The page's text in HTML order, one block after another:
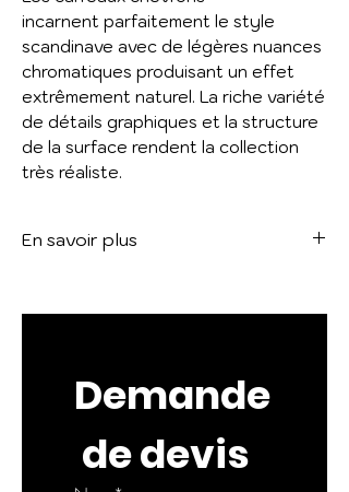
incarnent parfaitement le style
scandinave avec de légères nuances
chromatiques produisant un effet
extrêmement naturel. La riche variété
de détails graphiques et la structure
de la surface rendent la collection
très réaliste.
En savoir plus
Demande
de devis